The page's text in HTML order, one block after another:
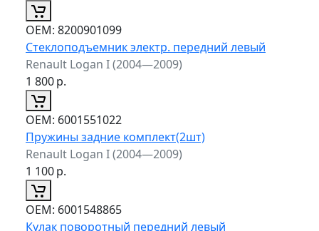
ОЕМ: 8200901099
Стеклоподъемник электр. передний левый
Renault Logan I (2004—2009)
1 800р.
ОЕМ: 6001551022
Пружины задние комплект(2шт)
Renault Logan I (2004—2009)
1 100р.
ОЕМ: 6001548865
Кулак поворотный передний левый